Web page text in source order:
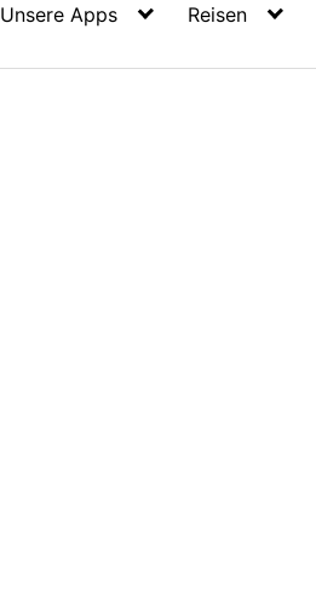
Unsere Apps Reisen